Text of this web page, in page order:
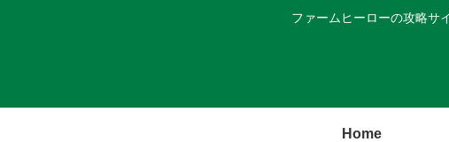
ファームヒーローの攻略サ
Home